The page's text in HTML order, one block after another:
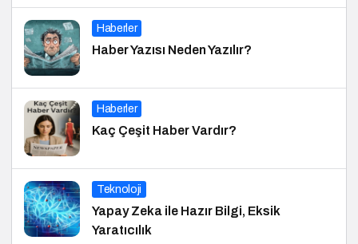
Haberler
Haber Yazısı Neden Yazılır?
Haberler
Kaç Çeşit Haber Vardır?
Teknoloji
Yapay Zeka ile Hazır Bilgi, Eksik
Yaratıcılık